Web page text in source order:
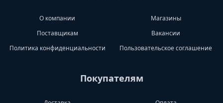
О компании
Магазины
Поставщикам
Вакансии
Политика конфиденциальности
Пользовательское соглашение
Покупателям